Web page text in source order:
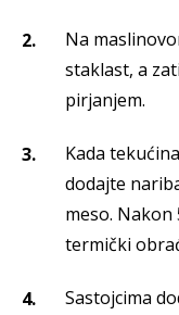
Na
staklast, a
pirjanjem.
Kada
dodajte
meso.
termički
Sastojcima